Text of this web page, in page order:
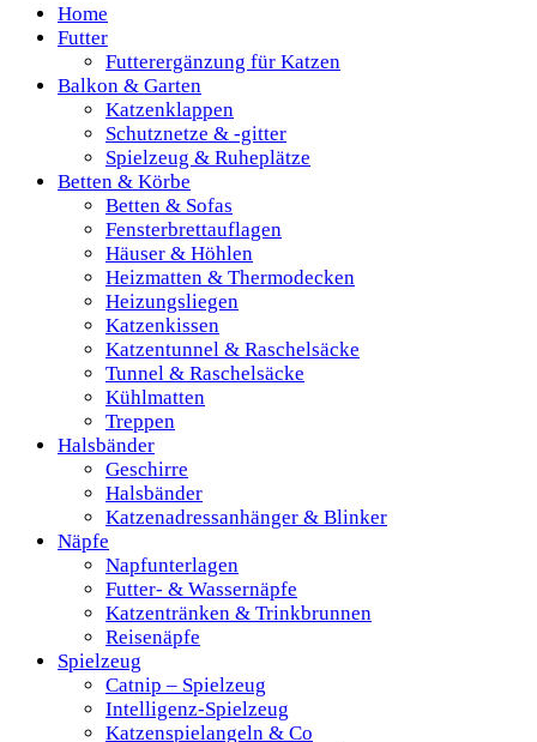
Home
Futter
Futterergänzung für Katzen
Balkon & Garten
Katzenklappen
Schutznetze & -gitter
Spielzeug & Ruheplätze
Betten & Körbe
Betten & Sofas
Fensterbrettauflagen
Häuser & Höhlen
Heizmatten & Thermodecken
Heizungsliegen
Katzenkissen
Katzentunnel & Raschelsäcke
Tunnel & Raschelsäcke
Kühlmatten
Treppen
Halsbänder
Geschirre
Halsbänder
Katzenadressanhänger & Blinker
Näpfe
Napfunterlagen
Futter- & Wassernäpfe
Katzentränken & Trinkbrunnen
Reisenäpfe
Spielzeug
Catnip – Spielzeug
Intelligenz-Spielzeug
Katzenspielangeln & Co